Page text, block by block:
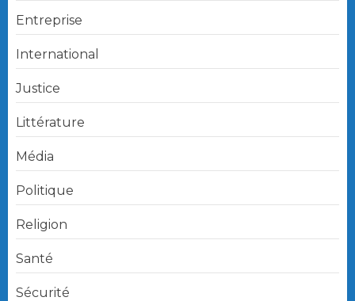
Entreprise
International
Justice
Littérature
Média
Politique
Religion
Santé
Sécurité